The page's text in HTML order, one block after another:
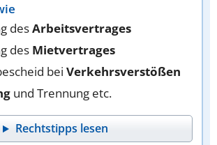
desArbeitsvertrages
des Mietvertrages
bei Verkehrsverstößen
und Trennung etc.
Rechtstipps lesen